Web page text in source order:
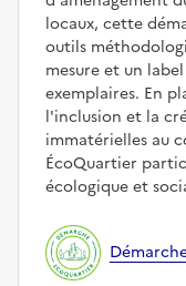
locaux, cette
outils
mesure et un
exemplaires. En
l'inclusion et la
immatérielles au
ÉcoQuartier
écologique et